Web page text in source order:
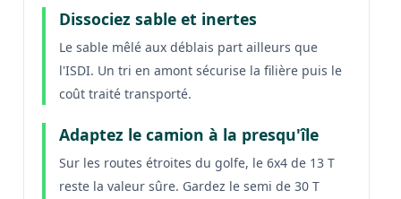
Dissociez sable et inertes
Le sable mêlé aux déblais part ailleurs que
l'ISDI. Un tri en amont sécurise la filière puis le
coût traité transporté.
Adaptez le camion à la presqu'île
Sur les routes étroites du golfe, le 6x4 de 13 T
reste la valeur sûre. Gardez le semi de 30 T